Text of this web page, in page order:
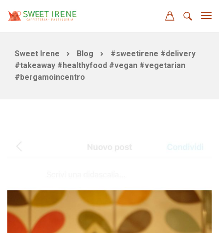
Sweet Irene Blog
#sweetirene #delivery
#takeaway #healthyfood #vegan #vegetarian
#bergamoincentro